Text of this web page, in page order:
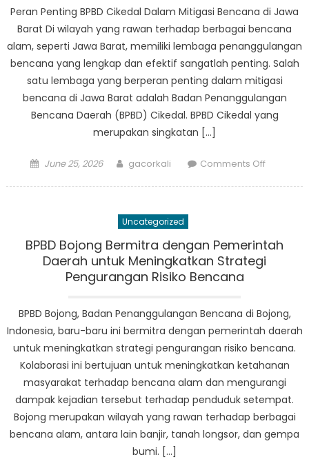
Peran Penting BPBD Cikedal Dalam Mitigasi Bencana di Jawa
Barat Di wilayah yang rawan terhadap berbagai bencana
alam, seperti Jawa Barat, memiliki lembaga penanggulangan
bencana yang lengkap dan efektif sangatlah penting. Salah
satu lembaga yang berperan penting dalam mitigasi
bencana di Jawa Barat adalah Badan Penanggulangan
Bencana Daerah (BPBD) Cikedal. BPBD Cikedal yang
merupakan singkatan […]
Posted
June 25, 2026 Author
gacorkali Comments Offon
Dalam
Mitigasi
Barat
Uncategorized
BPBD Bojong Bermitra dengan Pemerintah
Daerah untuk Meningkatkan Strategi
Pengurangan Risiko Bencana
BPBD Bojong, Badan Penanggulangan Bencana di Bojong,
Indonesia, baru-baru ini bermitra dengan pemerintah daerah
untuk meningkatkan strategi pengurangan risiko bencana.
Kolaborasi ini bertujuan untuk meningkatkan ketahanan
masyarakat terhadap bencana alam dan mengurangi
dampak kejadian tersebut terhadap penduduk setempat.
Bojong merupakan wilayah yang rawan terhadap berbagai
bencana alam, antara lain banjir, tanah longsor, dan gempa
bumi. […]